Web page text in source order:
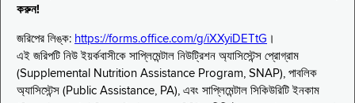
করুন!
জরিপের লিঙ্ক: https://forms.office.com/g/iXXyiDETtG ।
এই জরিপটি নিউ ইয়র্কবাসীকে সাপ্লিমেন্টাল নিউট্রিশন অ্যাসিস্টেন্স প্রোগ্রাম
(Supplemental Nutrition Assistance Program, SNAP), পাবলিক
অ্যাসিস্টেন্স (Public Assistance, PA), এবং সাপ্লিমেন্টাল সিকিউরিটি ইনকাম